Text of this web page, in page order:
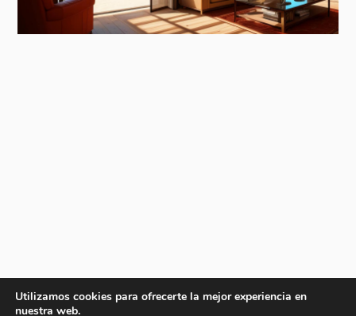
Utilizamos cookies para ofrecerte la mejor experiencia en
nuestra web.